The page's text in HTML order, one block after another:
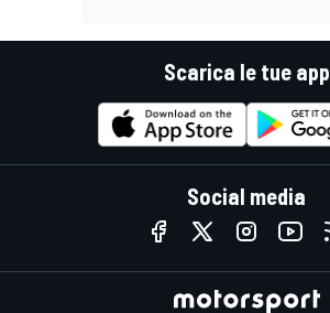
Scarica le tue app
Social media